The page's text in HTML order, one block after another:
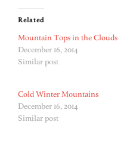
Related
Mountain Tops in the Clouds
December 16, 2014
Similar post
Cold Winter Mountains
December 16, 2014
Similar post